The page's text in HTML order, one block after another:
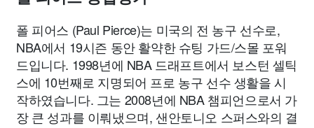
폴 피어스 (Paul Pierce)는 미국의 전 농구 선수로,
NBA에서 19시즌 동안 활약한 슈팅 가드/스몰 포워
드입니다. 1998년에 NBA 드래프트에서 보스턴 셀틱
스에 10번째로 지명되어 프로 농구 선수 생활을 시
작하였습니다. 그는 2008년에 NBA 챔피언으로서 가
장 큰 성과를 이뤄냈으며, 샌안토니오 스퍼스와의 결